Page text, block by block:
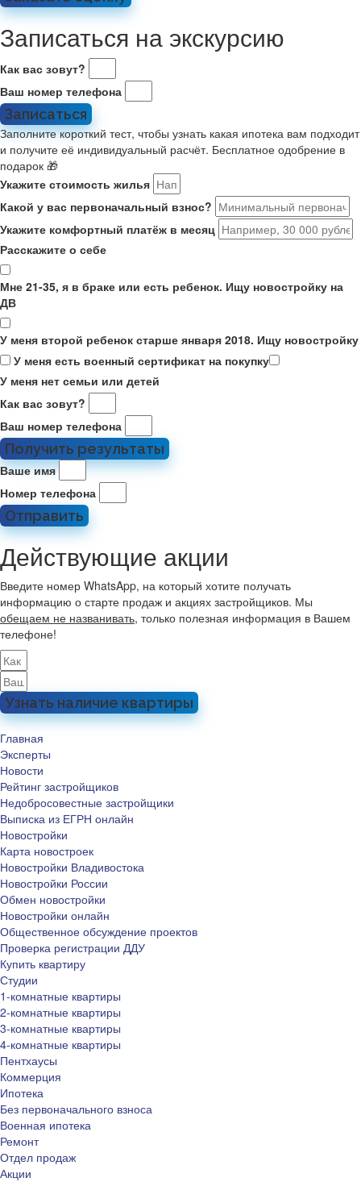
Записаться на экскурсию
Как вас зовут?
Ваш номер телефона
Записаться
Заполните короткий тест, чтобы узнать какая ипотека вам подходит
и получите её индивидуальный расчёт. Бесплатное одобрение в
подарок 🎁
Укажите стоимость жилья
Какой у вас первоначальный взнос?
Укажите комфортный платёж в месяц
Расскажите о себе
Мне 21-35, я в браке или есть ребенок. Ищу новостройку на
ДВ
У меня второй ребенок старше января 2018. Ищу новостройку
У меня есть военный сертификат на покупку
У меня нет семьи или детей
Как вас зовут?
Ваш номер телефона
Получить результаты
Ваше имя
Номер телефона
Отправить
Действующие акции
Введите номер WhatsApp, на который хотите получать
информацию о старте продаж и акциях застройщиков. Мы
обещаем не названивать, только полезная информация в Вашем
телефоне!
Узнать наличие квартиры
Главная
Эксперты
Новости
Рейтинг застройщиков
Недобросовестные застройщики
Выписка из ЕГРН онлайн
Новостройки
Карта новостроек
Новостройки Владивостока
Новостройки России
Обмен новостройки
Новостройки онлайн
Общественное обсуждение проектов
Проверка регистрации ДДУ
Купить квартиру
Студии
1-комнатные квартиры
2-комнатные квартиры
3-комнатные квартиры
4-комнатные квартиры
Пентхаусы
Коммерция
Ипотека
Без первоначального взноса
Военная ипотека
Ремонт
Отдел продаж
Акции